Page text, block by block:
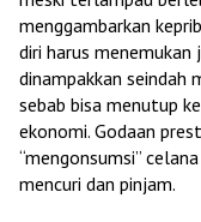
menggambarkan
diri harus menemukan
dinampakkan seindah
sebab bisa menutup
ekonomi. Godaan
“mengonsumsi”
mencuri dan pinjam.